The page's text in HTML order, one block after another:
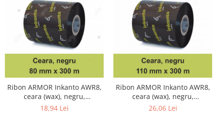
Ribon ARMOR Inkanto AWR8,
ceara (wax), negru,
80mmX300M, OUT
18,94 Lei
Ribon ARMOR Inkanto AWR8,
ceara (wax), negru,
110mmX300M, OUT
26,06 Lei